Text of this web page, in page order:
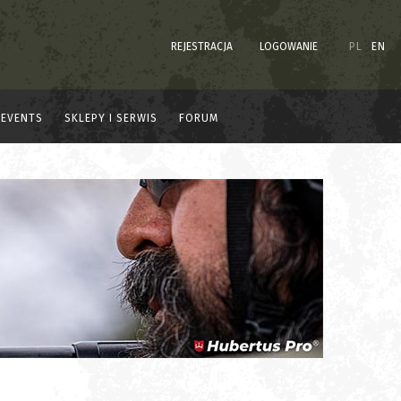
REJESTRACJA LOGOWANIE PL EN
EVENTS SKLEPY I SERWIS FORUM